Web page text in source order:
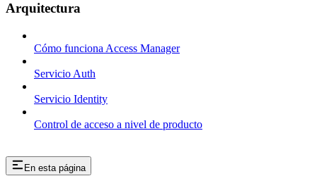
Arquitectura
Cómo funciona Access Manager
Servicio Auth
Servicio Identity
Control de acceso a nivel de producto
En esta página